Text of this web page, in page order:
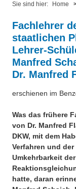
Sie sind hier: Home
Fachlehrer
staatlichen
Lehrer-
Manfred
Dr. Manfred
erschienen im
Was das frühere
von Dr. Manfred
DKW, mit dem
Verfahren und der
Umkehrbarkeit der
hatte, daran